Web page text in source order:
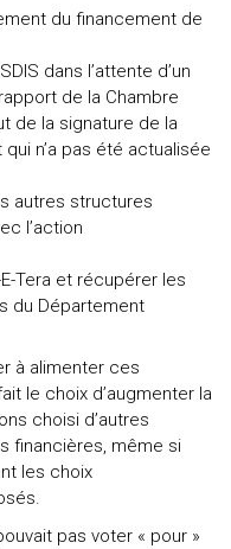
du financement de
dans l’attente d’un
de la Chambre
de la signature de la
n’a pas été actualisée
autres structures
l’action
Tera et récupérer les
du Département
à alimenter ces
le choix d’augmenter la
choisi d’autres
financières, même si
les choix
pas voter « pour »